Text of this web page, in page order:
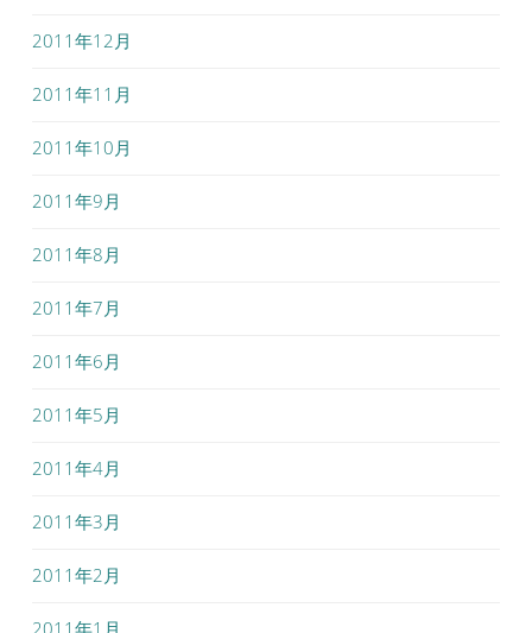
2011年12月
2011年11月
2011年10月
2011年9月
2011年8月
2011年7月
2011年6月
2011年5月
2011年4月
2011年3月
2011年2月
2011年1月